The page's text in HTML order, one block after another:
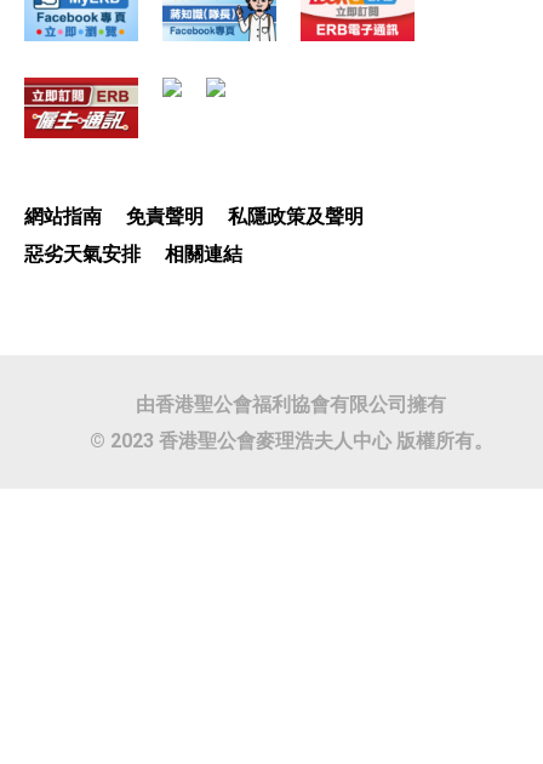
網站指南 免責聲明
私隱政策及聲明
惡劣天氣安排
相關連結
由香港聖公會福利協會有限公司擁有
© 2023 香港聖公會麥理浩夫人中心 版權所有。